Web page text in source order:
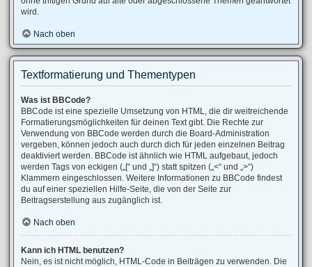
wird.
Nach oben
Textformatierung und Thementypen
Was ist BBCode?
BBCode ist eine spezielle Umsetzung von HTML, die dir weitreichende
Formatierungsmöglichkeiten für deinen Text gibt. Die Rechte zur
Verwendung von BBCode werden durch die Board-Administration
vergeben, können jedoch auch durch dich für jeden einzelnen Beitrag
deaktiviert werden. BBCode ist ähnlich wie HTML aufgebaut, jedoch
werden Tags von eckigen („[“ und „]“) statt spitzen („<“ und „>“)
Klammern eingeschlossen. Weitere Informationen zu BBCode findest
du auf einer speziellen Hilfe-Seite, die von der Seite zur
Beitragserstellung aus zugänglich ist.
Nach oben
Kann ich HTML benutzen?
Nein, es ist nicht möglich, HTML-Code in Beiträgen zu verwenden. Die